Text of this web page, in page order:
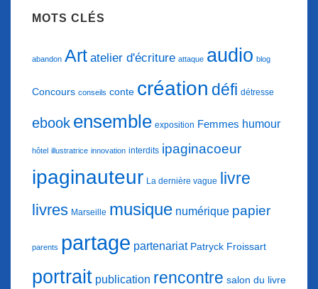
MOTS CLÉS
abandon Art atelier d'écriture attaque audio blog
Concours conseils conte création défi détresse
ebook ensemble exposition Femmes humour
hôtel illustratrice innovation interdits ipaginacoeur
ipaginauteur La dernière vague livre
livres Marseille musique numérique papier
parents partage partenariat Patryck Froissart
portrait publication rencontre salon du livre